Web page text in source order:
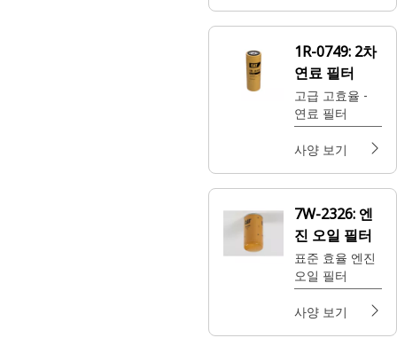
장비를 보호하
을 유지하도록
돕습니다.
1R-0749: 2차
연료 필터
고급 고효율 -
연료 필터
사양 보기
7W-2326: 엔
진 오일 필터
표준 효율 엔진
오일 필터
사양 보기